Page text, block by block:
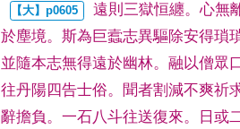
遠則三獄恒纏。心無
於塵境。斯為巨蠧志異驅除安得瑣
並隨本志無得遠於幽林。融以僧眾
往丹陽四告士俗。
聞者割減不爽祈
辭擔負。一石八斗往送復來。
日或